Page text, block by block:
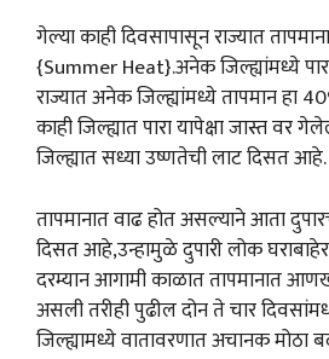
गेल्या काही दिवसापासून राज्यात
{Summer Heat}.अनेक जिल्ह्यांमध्ये
राज्यात अनेक जिल्ह्यांमध्ये तापमान हा
काही जिल्ह्यात पारा यापेक्षा जास्त
जिल्ह्यात सध्या उष्णतेची लाट दिसत आहे.
तापमानात वाढ होत असल्याने आता
दिसत आहे,उन्हामुळे दुपारी लोक
दरम्यान आगामी काळात तापमानात
असली तरीही पुढील दोन ते चार दिवसांमध्ये
जिल्ह्यामध्ये वातावरणात अचानक